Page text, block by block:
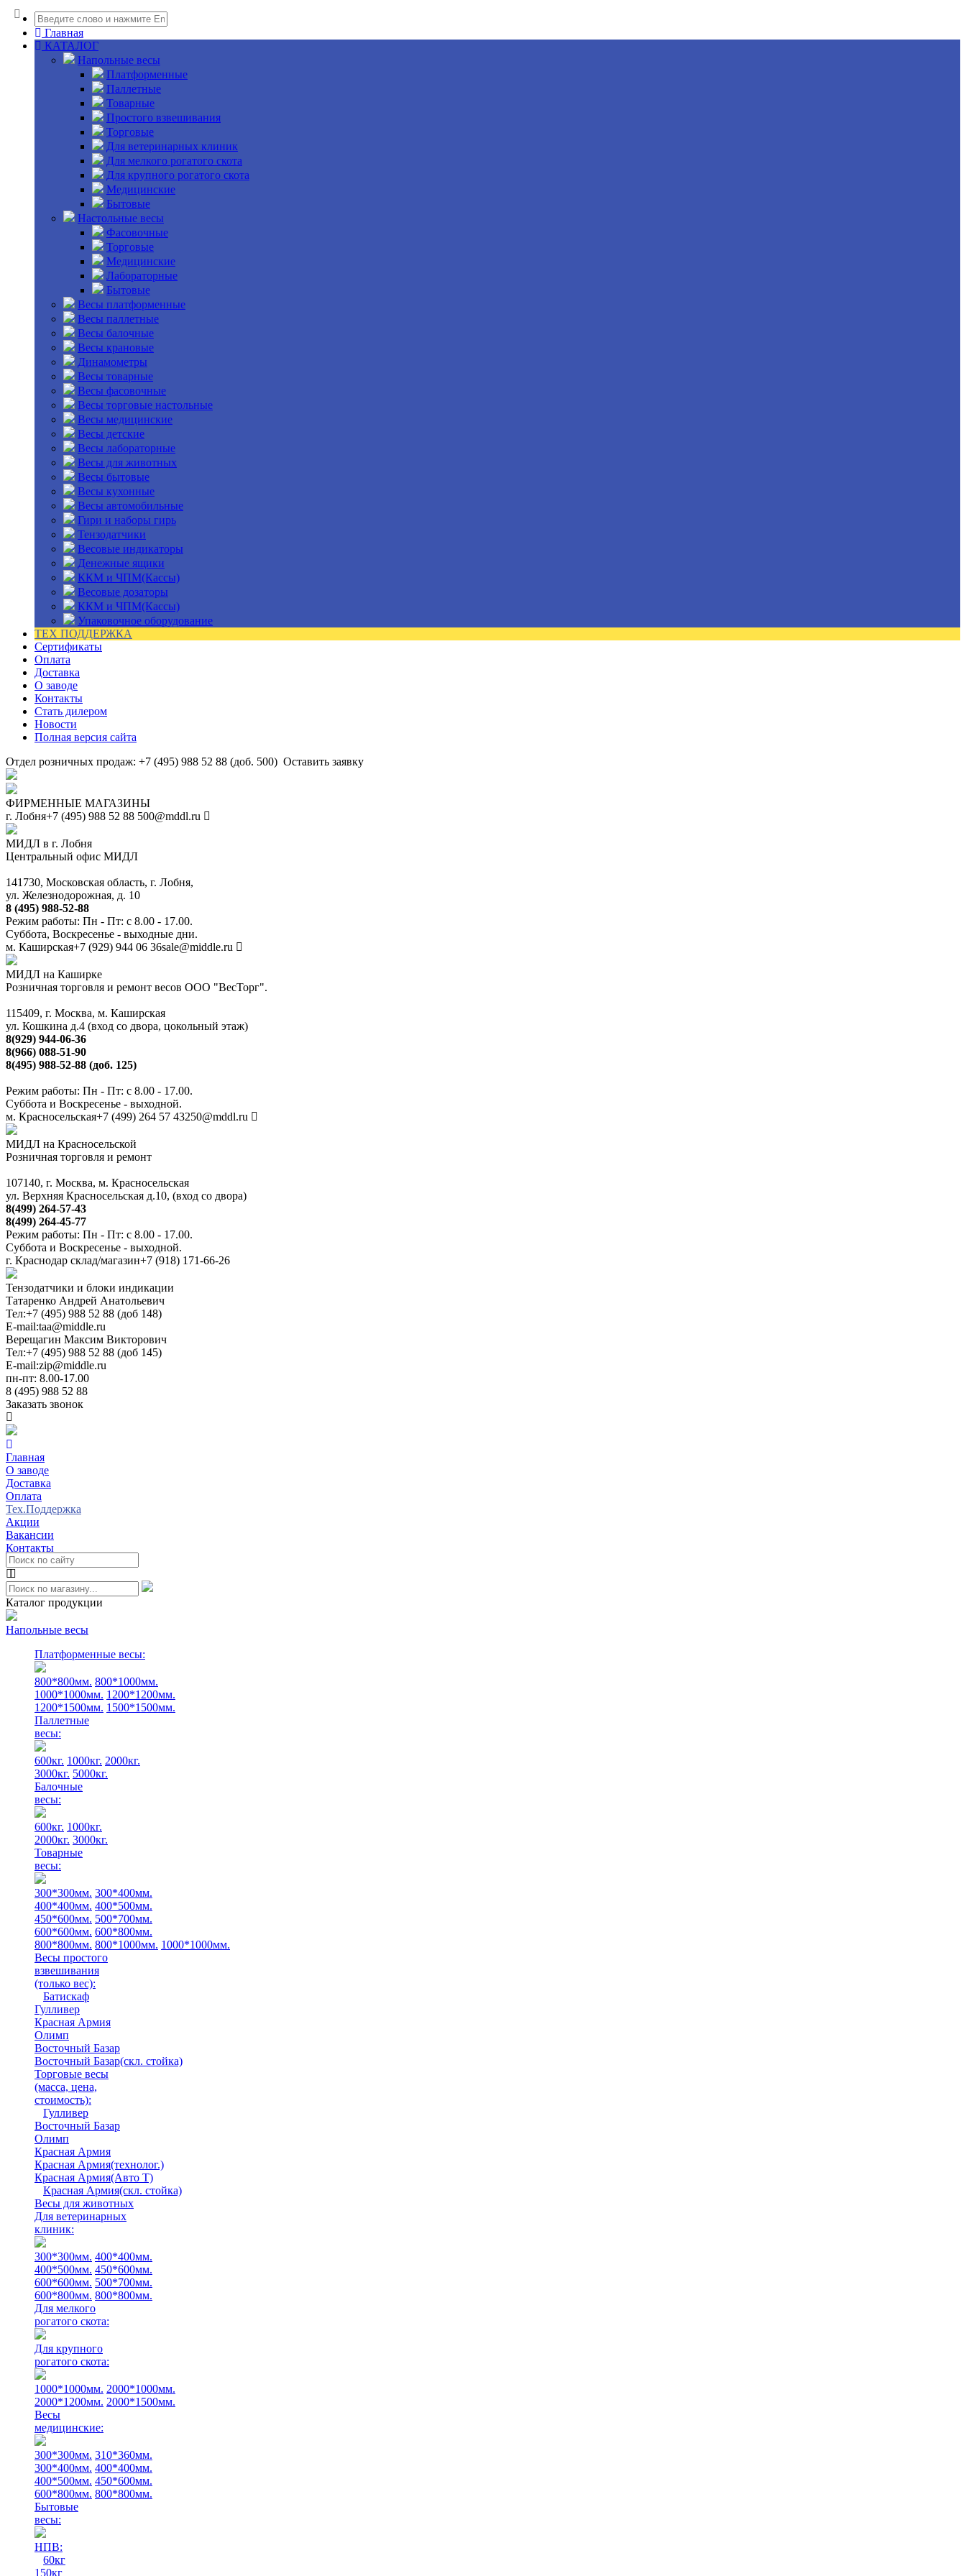
Главная
КАТАЛОГ
Напольные весы
Платформенные
Паллетные
Товарные
Простого взвешивания
Торговые
Для ветеринарных клиник
Для мелкого рогатого скота
Для крупного рогатого скота
Медицинские
Бытовые
Настольные весы
Фасовочные
Торговые
Медицинские
Лабораторные
Бытовые
Весы платформенные
Весы паллетные
Весы балочные
Весы крановые
Динамометры
Весы товарные
Весы фасовочные
Весы торговые настольные
Весы медицинские
Весы детские
Весы лабораторные
Весы для животных
Весы бытовые
Весы кухонные
Весы автомобильные
Гири и наборы гирь
Тензодатчики
Весовые индикаторы
Денежные ящики
ККМ и ЧПМ(Кассы)
Весовые дозаторы
ККМ и ЧПМ(Кассы)
Упаковочное оборудование
ТЕХ ПОДДЕРЖКА
Сертификаты
Оплата
Доставка
О заводе
Контакты
Стать дилером
Новости
Полная версия сайта
Отдел розничных продаж: +7 (495) 988 52 88 (доб. 500) Оставить заявку
ФИРМЕННЫЕ МАГАЗИНЫ
г. Лобня+7 (495) 988 52 88 500@mddl.ru
МИДЛ в г. Лобня
Центральный офис МИДЛ
141730, Московская область, г. Лобня,
ул. Железнодорожная, д. 10
8 (495) 988-52-88
Режим работы: Пн - Пт: с 8.00 - 17.00.
Суббота, Воскресенье - выходные дни.
м. Каширская+7 (929) 944 06 36sale@middle.ru
МИДЛ на Каширке
Розничная торговля и ремонт весов ООО "ВесТорг".
115409, г. Москва, м. Каширская
ул. Кошкина д.4 (вход со двора, цокольный этаж)
8(929) 944-06-36
8(966) 088-51-90
8(495) 988-52-88 (доб. 125)
Режим работы: Пн - Пт: с 8.00 - 17.00.
Суббота и Воскресенье - выходной.
м. Красносельская+7 (499) 264 57 43250@mddl.ru
МИДЛ на Красносельской
Розничная торговля и ремонт
107140, г. Москва, м. Красносельская
ул. Верхняя Красносельская д.10, (вход со двора)
8(499) 264-57-43
8(499) 264-45-77
Режим работы: Пн - Пт: с 8.00 - 17.00.
Суббота и Воскресенье - выходной.
г. Краснодар склад/магазин+7 (918) 171-66-26
Тензодатчики и блоки индикации
Татаренко Андрей Анатольевич
Тел:+7 (495) 988 52 88 (доб 148)
E-mail:taa@middle.ru
Верещагин Максим Викторович
Тел:+7 (495) 988 52 88 (доб 145)
E-mail:zip@middle.ru
пн-пт: 8.00-17.00
8 (495) 988 52 88
Заказать звонок
Главная
О заводе
Доставка
Оплата
Тех.Поддержка
Акции
Вакансии
Контакты
Каталог продукции
Напольные весы
Платформенные весы:
800*800мм. 800*1000мм.
1000*1000мм. 1200*1200мм.
1200*1500мм. 1500*1500мм.
Паллетные
весы:
600кг. 1000кг. 2000кг.
3000кг. 5000кг.
Балочные
весы:
600кг. 1000кг.
2000кг. 3000кг.
Товарные
весы:
300*300мм. 300*400мм.
400*400мм. 400*500мм.
450*600мм. 500*700мм.
600*600мм. 600*800мм.
800*800мм. 800*1000мм. 1000*1000мм.
Весы простого
взвешивания
(только вес):
Батискаф
Гулливер
Красная Армия
Олимп
Восточный Базар
Восточный Базар(скл. стойка)
Торговые весы
(масса, цена,
стоимость):
Гулливер
Восточный Базар
Олимп
Красная Армия
Красная Армия(технолог.)
Красная Армия(Авто Т)
Красная Армия(скл. стойка)
Весы для животных
Для ветеринарных
клиник:
300*300мм. 400*400мм.
400*500мм. 450*600мм.
600*600мм. 500*700мм.
600*800мм. 800*800мм.
Для мелкого
рогатого скота:
Для крупного
рогатого скота:
1000*1000мм. 2000*1000мм.
2000*1200мм. 2000*1500мм.
Весы
медицинские:
300*300мм. 310*360мм.
300*400мм. 400*400мм.
400*500мм. 450*600мм.
600*800мм. 800*800мм.
Бытовые
весы:
НПВ:
60кг
150кг